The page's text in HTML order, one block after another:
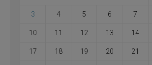
3 4 5 6 7
10 11 12 13 14
17 18 19 20 21